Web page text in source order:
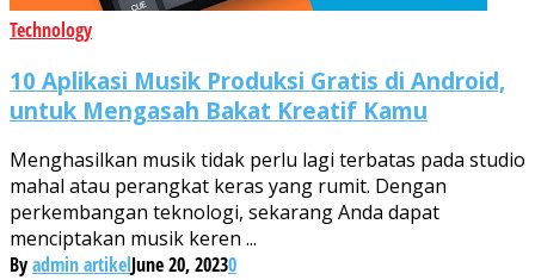
Technology
10 Aplikasi Musik Produksi Gratis di Android,
untuk Mengasah Bakat Kreatif Kamu
Menghasilkan musik tidak perlu lagi terbatas pada studio
mahal atau perangkat keras yang rumit. Dengan
perkembangan teknologi, sekarang Anda dapat
menciptakan musik keren ...
Byadmin artikelJune 20, 20230